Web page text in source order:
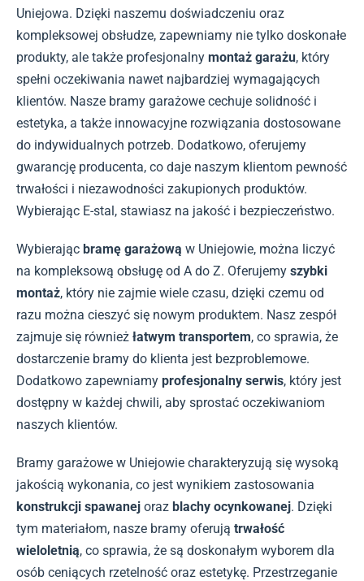
Uniejowa. Dzięki naszemu doświadczeniu oraz
kompleksowej obsłudze, zapewniamy nie tylko doskonałe
produkty, ale także profesjonalny montaż garażu, który
spełni oczekiwania nawet najbardziej wymagających
klientów. Nasze bramy garażowe cechuje solidność i
estetyka, a także innowacyjne rozwiązania dostosowane
do indywidualnych potrzeb. Dodatkowo, oferujemy
gwarancję producenta, co daje naszym klientom pewność
trwałości i niezawodności zakupionych produktów.
Wybierając E-stal, stawiasz na jakość i bezpieczeństwo.
Wybierając bramę garażową w Uniejowie, można liczyć
na kompleksową obsługę od A do Z. Oferujemy szybki
montaż, który nie zajmie wiele czasu, dzięki czemu od
razu można cieszyć się nowym produktem. Nasz zespół
zajmuje się również łatwym transportem, co sprawia, że
dostarczenie bramy do klienta jest bezproblemowe.
Dodatkowo zapewniamy profesjonalny serwis, który jest
dostępny w każdej chwili, aby sprostać oczekiwaniom
naszych klientów.
Bramy garażowe w Uniejowie charakteryzują się wysoką
jakością wykonania, co jest wynikiem zastosowania
konstrukcji spawanej oraz blachy ocynkowanej. Dzięki
tym materiałom, nasze bramy oferują trwałość
wieloletnią, co sprawia, że są doskonałym wyborem dla
osób ceniących rzetelność oraz estetykę. Przestrzeganie